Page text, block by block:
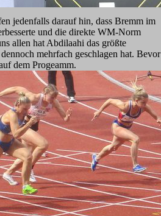
jedenfalls darauf hin, dass Bremm im
und die direkte WM-Norm
allen hat Abdilaahi das größte
mehrfach geschlagen hat. Bevor
dem Progeamm.